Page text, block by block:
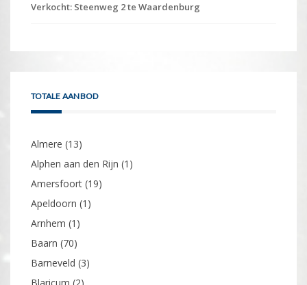
Verkocht: Steenweg 2 te Waardenburg
TOTALE AANBOD
Almere (13)
Alphen aan den Rijn (1)
Amersfoort (19)
Apeldoorn (1)
Arnhem (1)
Baarn (70)
Barneveld (3)